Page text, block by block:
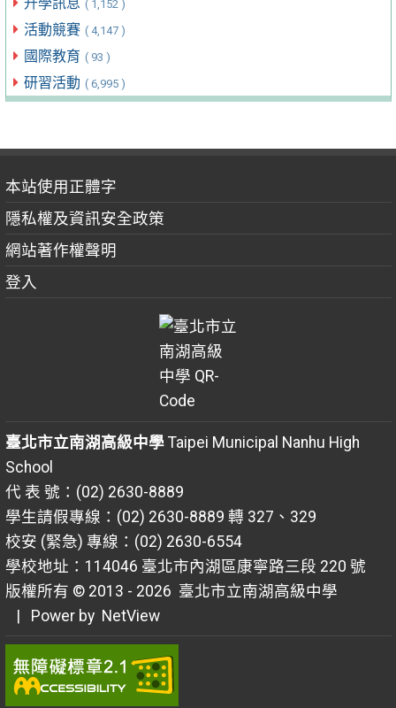
( 1,152 )
活動競賽 ( 4,147 )
國際教育 ( 93 )
研習活動 ( 6,995 )
本站使用正體字
隱私權及資訊安全政策
網站著作權聲明
登入
臺北市立南湖高級中學Taipei Municipal Nanhu High
School
代 表 號：(02) 2630-8889
學生請假專線：(02) 2630-8889 轉 327、329
校安 (緊急) 專線：(02) 2630-6554
學校地址：114046 臺北市內湖區康寧路三段 220 號
版權所有 © 2013 - 2026 臺北市立南湖高級中學
| Power by NetView